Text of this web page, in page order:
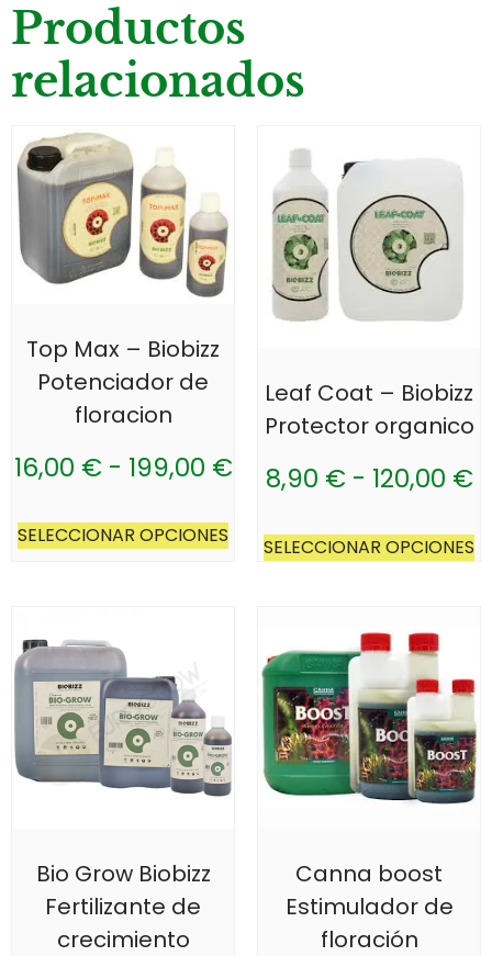
Productos
relacionados
Top Max – Biobizz
Potenciador de
floracion
16,00 € - 199,00 €
SELECCIONAR OPCIONES
Leaf Coat – Biobizz
Protector organico
8,90 € - 120,00 €
SELECCIONAR OPCIONES
Bio Grow Biobizz
Fertilizante de
crecimiento
Canna boost
Estimulador de
floración